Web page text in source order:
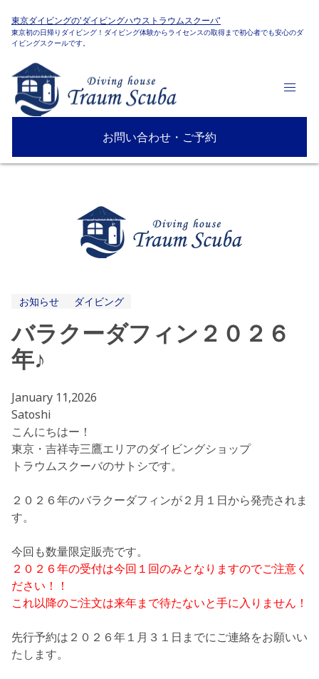
東京ダイビングの'ダイビングハウストラウムスクーバ'
東京初の日帰りダイビング！ダイビング体験からライセンスの取得まで初心者でも安心のダ
イビングスクールです。
お問い合わせ・ご予約
お知らせ ダイビング
バラクーダフィン２０２６
年♪
January 11,2026
Satoshi
こんにちはー！
東京・吉祥寺三鷹エリアのダイビングショップ
トラウムスクーバのサトシです。
２０２６年のバラクーダフィンが２月１日から発売されま
す。
今回も数量限定販売です。
２０２６年の受付は今回１回のみとなりますのでご注意く
ださい！！
これ以降のご注文は来年まで待たないと手に入りません！
先行予約は２０２６年１月３１日までにご連絡をお願いい
たします。